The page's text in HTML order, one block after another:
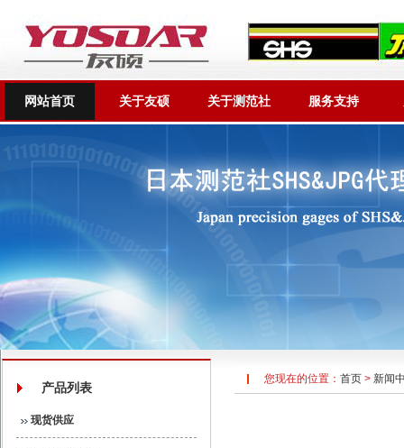
网站首页 关于友硕 关于测范社 服务支持
产品列表
现货供应
您现在的位置： 首页 > 新闻